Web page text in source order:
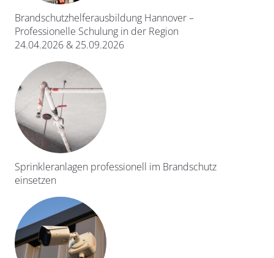
Brandschutzhelferausbildung Hannover –
Professionelle Schulung in der Region
24.04.2026 & 25.09.2026
Sprinkleranlagen professionell im Brandschutz
einsetzen